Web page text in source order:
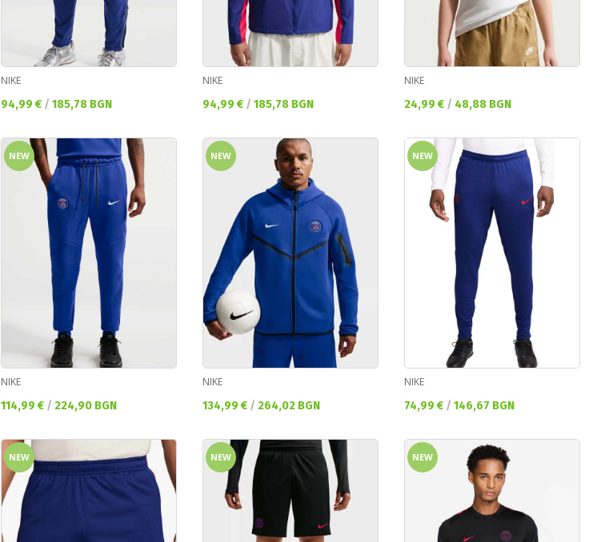
NIKE
Текуща цена:
94,99 € / 185,78 BGN
NIKE
Текуща цена:
94,99 € / 185,78 BGN
NIKE
Текуща цена:
24,99 € / 48,88 BGN
NEW
NIKE
Текуща цена:
114,99 € / 224,90 BGN
NEW
NIKE
Текуща цена:
134,99 € / 264,02 BGN
NEW
NIKE
Текуща цена:
74,99 € / 146,67 BGN
NEW NEW NEW